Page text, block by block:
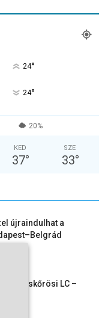
24°
24°
20%
KED
37°
SZE
33°
újraindulhat a
a Kiskőrösi LC –